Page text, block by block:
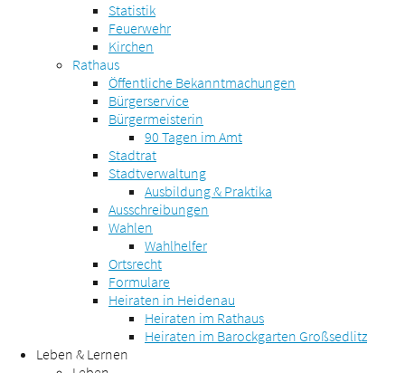
Statistik
Feuerwehr
Kirchen
Rathaus
Öffentliche Bekanntmachungen
Bürgerservice
Bürgermeisterin
90 Tagen im Amt
Stadtrat
Stadtverwaltung
Ausbildung & Praktika
Ausschreibungen
Wahlen
Wahlhelfer
Ortsrecht
Formulare
Heiraten in Heidenau
Heiraten im Rathaus
Heiraten im Barockgarten Großsedlitz
Leben & Lernen